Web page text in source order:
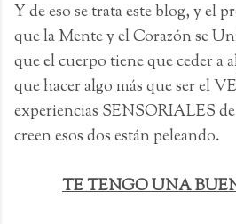
Y de eso se trata este blog, y el
que la Mente y el Corazón se
que el cuerpo tiene que ceder a
que hacer algo más que ser el
experiencias SENSORIALES
creen esos dos están peleando.
TE TENGO UNA